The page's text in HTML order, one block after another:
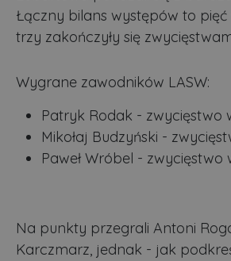
Łączny bilans występów to pięć
trzy zakończyły się
Wygrane zawodników LASW:
Patryk Rodak - zwycięstwo
Mikołaj Budzyński -
Paweł Wróbel - zwycięstwo
Na punkty przegrali Antoni
Karczmarz, jednak - jak